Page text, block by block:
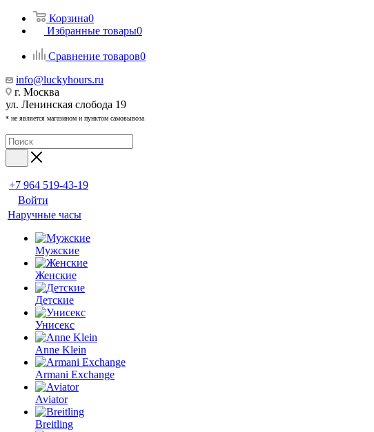
Корзина0
Избранные товары0
Сравнение товаров0
info@luckyhours.ru
г. Москва
ул. Ленинская слобода 19
* не является магазином и пунктом самовывоза
+7 964 519-43-19
Войти
Наручные часы
Мужские
Женские
Детские
Унисекс
Anne Klein
Armani Exchange
Aviator
Breitling